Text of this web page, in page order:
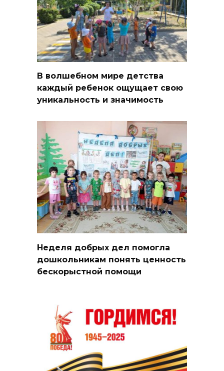
В волшебном мире детства
каждый ребенок ощущает свою
уникальность и значимость
Неделя добрых дел помогла
дошкольникам понять ценность
бескорыстной помощи